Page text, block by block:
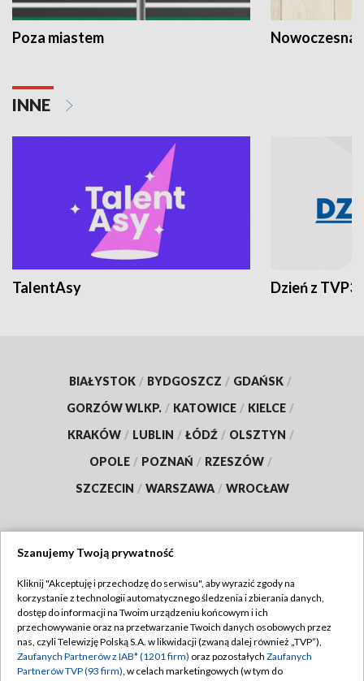
Poza miastem Nowoczesna
INNE
TalentAsy Dzień z TVP3
BIAŁYSTOK / BYDGOSZCZ / GDAŃSK /
GORZÓW WLKP. / KATOWICE / KIELCE /
KRAKÓW / LUBLIN / ŁÓDŹ / OLSZTYN /
OPOLE / POZNAŃ / RZESZÓW /
SZCZECIN / WARSZAWA / WROCŁAW
TVP
Abonament TVP
Emisja w TVP
Regulamin TVP
Polityka prywatności
Szanujemy Twoją prywatność
Kliknij "Akceptuję i przechodzę do serwisu", aby wyrazić zgody na
korzystanie z technologii automatycznego śledzenia i zbierania danych,
dostęp do informacji na Twoim urządzeniu końcowym i ich
przechowywanie oraz na przetwarzanie Twoich danych osobowych przez
nas, czyli Telewizję Polską S.A. w likwidacji (zwaną dalej również „TVP”),
Zaufanych Partnerów z IAB* (1201 firm) oraz pozostałych Zaufanych
Partnerów TVP (93 firm), w celach marketingowych (w tym do